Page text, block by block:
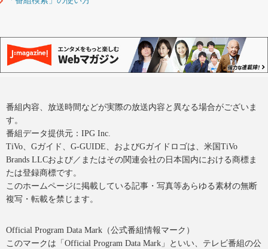
番組内容、放送時間などが実際の放送内容と異なる場合がございま
す。
番組データ提供元：IPG Inc.
TiVo、Gガイド、G-GUIDE、およびGガイドロゴは、米国TiVo
Brands LLCおよび／またはその関連会社の日本国内における商標ま
たは登録商標です。
このホームページに掲載している記事・写真等あらゆる素材の無断
複写・転載を禁じます。
Official Program Data Mark（公式番組情報マーク）
このマークは「Official Program Data Mark」といい、テレビ番組の公